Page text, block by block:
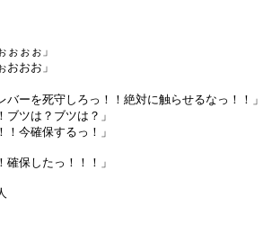
ぉぉ」
おお」
バーを死守しろっ！！絶対に触らせるなっ！！」
ツは？ブツは？」
今確保するっ！」
保したっ！！！」